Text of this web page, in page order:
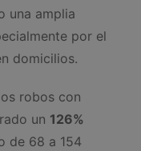
una amplia
por el
domicilios.
robos con
un 126%
de 68 a 154